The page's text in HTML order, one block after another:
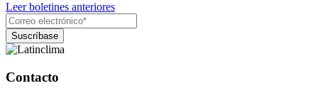
Leer boletines anteriores
Contacto